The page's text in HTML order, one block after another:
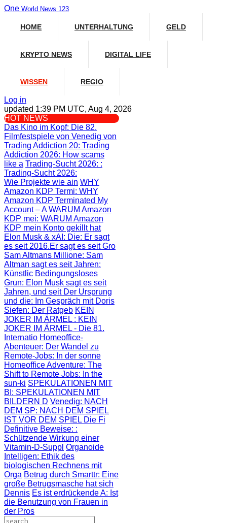
One World News 123
HOME UNTERHALTUNG GELD
KRYPTO NEWS DIGITAL LIFE
WISSEN REGIO
Log in
updated 1:39 PM UTC, Aug 4, 2026
HOT NEWS
Das Kino im Kopf: Die 82.
Filmfestspiele von Venedig von
Trading Addiction 20: Trading
Addiction 2026: How scams
like a Trading-Sucht 2026: :
Trading-Sucht 2026:
Wie Projekte wie ain WHY
Amazon KDP Termi: WHY
Amazon KDP Terminated My
Account – A WARUM Amazon
KDP mei: WARUM Amazon
KDP mein Konto gekillt hat
Elon Musk & xAI: Die: Er sagt
es seit 2016.Er sagt es seit Gro
Sam Altmans Millione: Sam
Altman sagt es seit Jahren:
Künstlic Bedingungsloses
Grun: Elon Musk sagt es seit
Jahren, und seit Der Ursprung
und die: Im Gespräch mit Doris
Siefen: Der Ratgeb KEIN
JOKER IM ÄRMEL : KEIN
JOKER IM ÄRMEL - Die 81.
Internatio Homeoffice-
Abenteuer: Der Wandel zu
Remote-Jobs: In der sonne
Homeoffice Adventure: The
Shift to Remote Jobs: In the
sun-ki SPEKULATIONEN MIT
BI : SPEKULATIONEN MIT
BILDERN D Venedig: NACH
DEM SP: NACH DEM SPIEL
IST VOR DEM SPIEL Die Fi
Definitive Beweise: :
Schützende Wirkung einer
Vitamin-D-Suppl Organoide
Intelligen: Ethik des
biologischen Rechnens mit
Orga Betrug durch Smarttr: Eine
große Betrugsmasche hat sich
Dennis Es ist erdrückende A: Ist
die Benutzung von Frauen in
der Pros